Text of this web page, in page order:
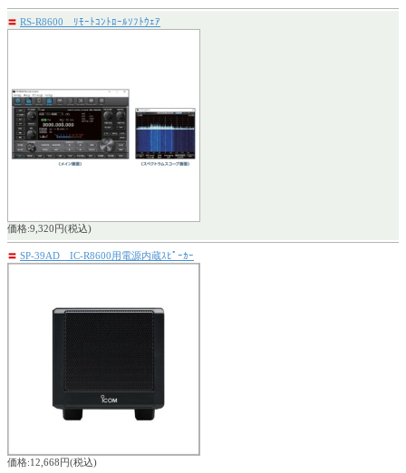
〓 RS-R8600 ﾘﾓｰﾄｺﾝﾄﾛｰﾙｿﾌﾄｳｪｱ
価格:9,320円(税込)
〓 SP-39AD IC-R8600用電源内蔵ｽﾋﾟｰｶｰ
価格:12,668円(税込)